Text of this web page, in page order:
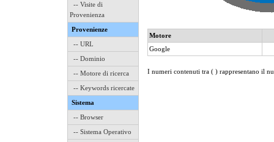
-- Visite di
Provenienza
Provenienze
-- URL
-- Dominio
-- Motore di ricerca
-- Keywords ricercate
Sistema
-- Browser
-- Sistema Operativo
Motore
Google
I numeri contenuti tra ( ) rappresentano il